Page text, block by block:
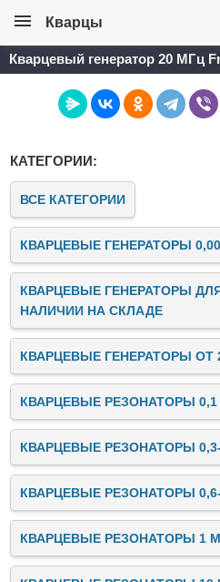
Кварцы
Кварцевый генератор 20 МГц
КАТЕГОРИИ:
ВСЕ КАТЕГОРИИ
КВАРЦЕВЫЕ ГЕНЕРАТОРЫ
КВАРЦЕВЫЕ ГЕНЕРАТОРЫ
НАЛИЧИИ НА СКЛАДЕ
КВАРЦЕВЫЕ ГЕНЕРАТОРЫ ОТ
КВАРЦЕВЫЕ РЕЗОНАТОРЫ
КВАРЦЕВЫЕ РЕЗОНАТОРЫ
КВАРЦЕВЫЕ РЕЗОНАТОРЫ
КВАРЦЕВЫЕ РЕЗОНАТОРЫ 1